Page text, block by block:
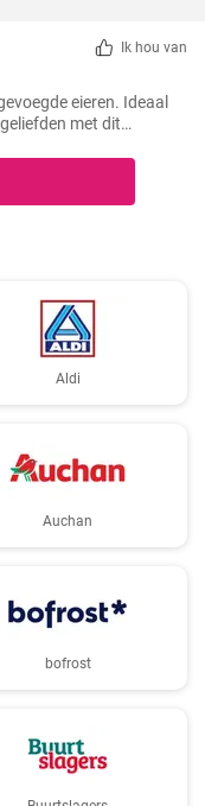
Ik hou van
eieren. Ideaal
met dit
Aldi
Auchan
bofrost